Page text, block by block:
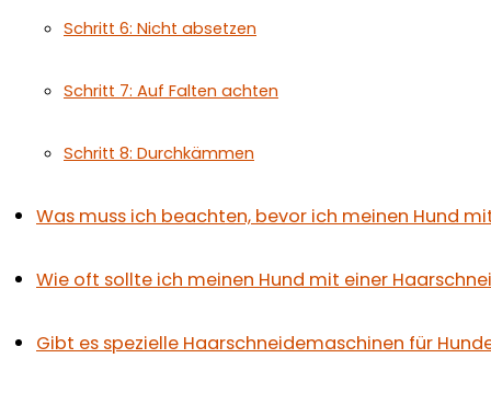
Schritt 6: Nicht absetzen
Schritt 7: Auf Falten achten
Schritt 8: Durchkämmen
Was muss ich beachten, bevor ich meinen Hund
Wie oft sollte ich meinen Hund mit einer
Gibt es spezielle Haarschneidemaschinen für